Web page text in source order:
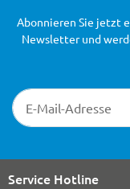
Newsletter-
Abonnieren Sie jetzt
Newsletter und
Service Hotline